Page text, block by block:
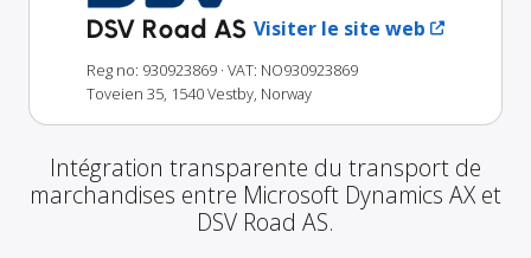
DSV Road AS Visiter le site web
Reg no: 930923869 · VAT: NO930923869
Toveien 35, 1540 Vestby, Norway
Intégration transparente du transport de
marchandises entre Microsoft Dynamics AX et
DSV Road AS.